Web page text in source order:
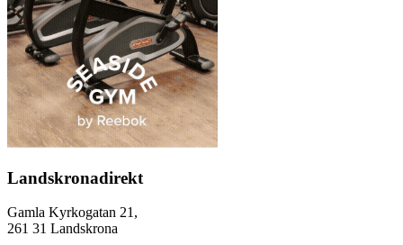
Landskronadirekt
Gamla Kyrkogatan 21,
261 31 Landskrona